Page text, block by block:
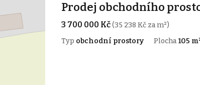
Prodej obchodního
3 700 000 Kč(35 238 Kč za m²)
Typ obchodní prostory Plocha105